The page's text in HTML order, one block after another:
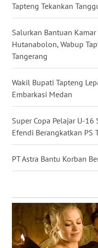
Tapteng Tekankan
Salurkan Bantuan
Hutanabolon, Wabup
Tangerang
Wakil Bupati Tapteng
Embarkasi Medan
Super Copa Pelajar U-
Efendi Berangkatkan PS
PT Astra Bantu Korban
NIAS
WN
LANGKAT
TAPANULI
SELATAN
WN
TANJUNG
LESUNG
WN
WN
SIMALUNGUN
WN